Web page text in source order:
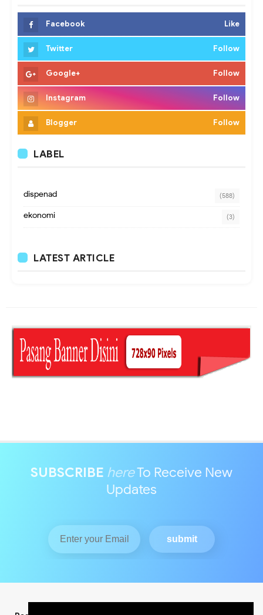
Facebook Like
Twitter Follow
Google+ Follow
Instagram Follow
Blogger Follow
LABEL
dispenad (588)
ekonomi (3)
LATEST ARTICLE
SUBSCRIBE hereTo Receive New
Updates